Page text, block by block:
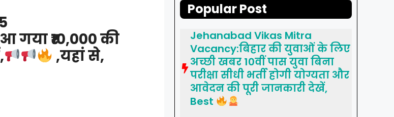
₹10,000 की
,यहां से,
Popular Post
Jehanabad Vikas Mitra
Vacancy:बिहार की युवाओं के लिए
अच्छी खबर 10वीं पास युवा बिना
परीक्षा सीधी भर्ती होगी योग्यता और
आवेदन की पूरी जानकारी देखें,
Best